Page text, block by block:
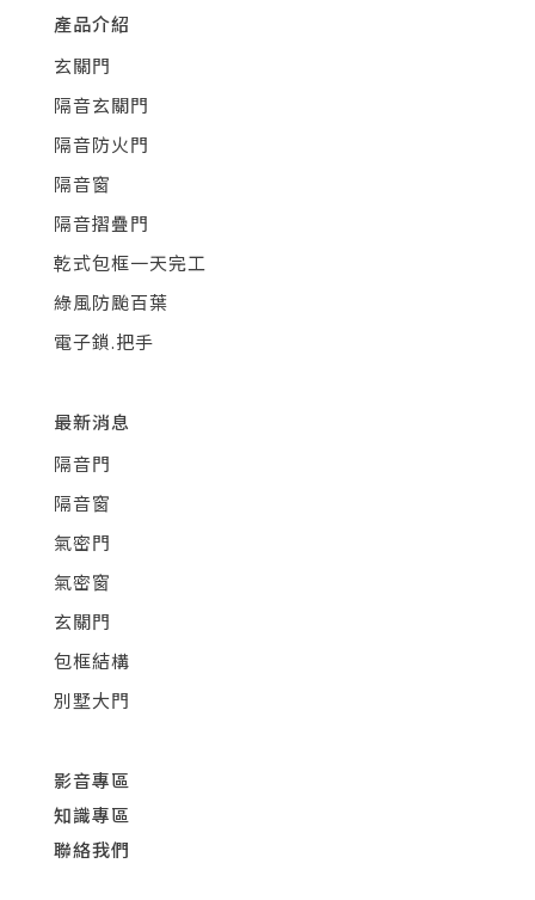
產品介紹
玄關門
隔音玄關門
隔音防火門
隔音窗
隔音摺疊門
乾式包框一天完工
綠風防颱百葉
電子鎖.把手
最新消息
隔音門
隔音窗
氣密門
氣密窗
玄關門
包框結構
別墅大門
影音專區
知識專區
聯絡我們